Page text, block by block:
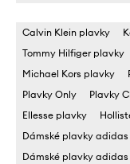
Calvin Klein plavky
Tommy Hilfiger plavky
Michael Kors plavky
Plavky Only
Plavky
Ellesse plavky
Dámské plavky
Dámské plavky adidas